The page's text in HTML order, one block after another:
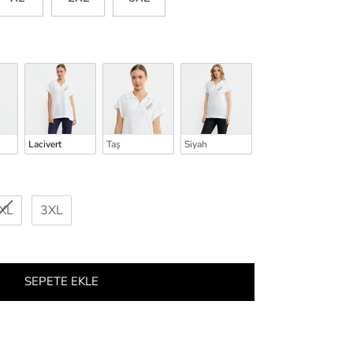
Lacivert Taş Siyah
3XL
SEPETE EKLE